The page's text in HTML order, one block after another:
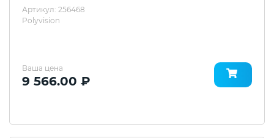
Артикул: 256468
Polyvision
Ваша цена
9 566.00 ₽